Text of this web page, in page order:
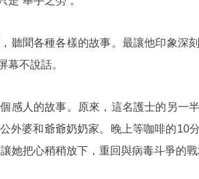
聽聞各種各樣的故事。最讓他印象深
幕不說話。
感人的故事。原來，這名護士的另一
外婆和爺爺奶奶家。晚上等咖啡的10
她把心稍稍放下，重回與病毒斗爭的